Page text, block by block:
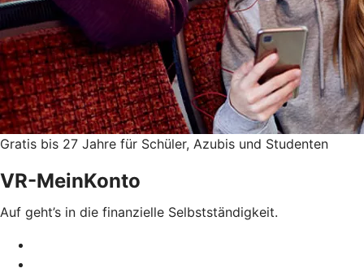
Gratis bis 27 Jahre für Schüler, Azubis und Studenten
VR-MeinKonto
Auf geht’s in die finanzielle Selbstständigkeit.